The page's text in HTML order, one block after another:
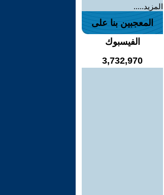
المزيد.....
المعجبين بنا على
الفيسبوك
3,732,970